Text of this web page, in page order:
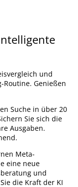
und
Genießen
Suche in über 20
Sie sich die
Ausgaben.
Meta-
eine neue
und
die Kraft der KI